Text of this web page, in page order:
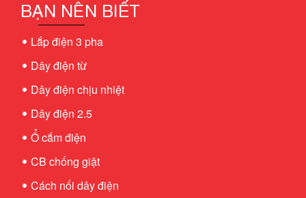
BẠN NÊN BIẾT
Lắp điện 3 pha
Dây điện từ
Dây điện chịu nhiệt
Dây điện 2.5
Ổ cắm điện
CB chống giật
Cách nối dây điện